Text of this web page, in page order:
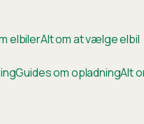
elbilerAlt om at vælge elbil
Guides om opladningAlt